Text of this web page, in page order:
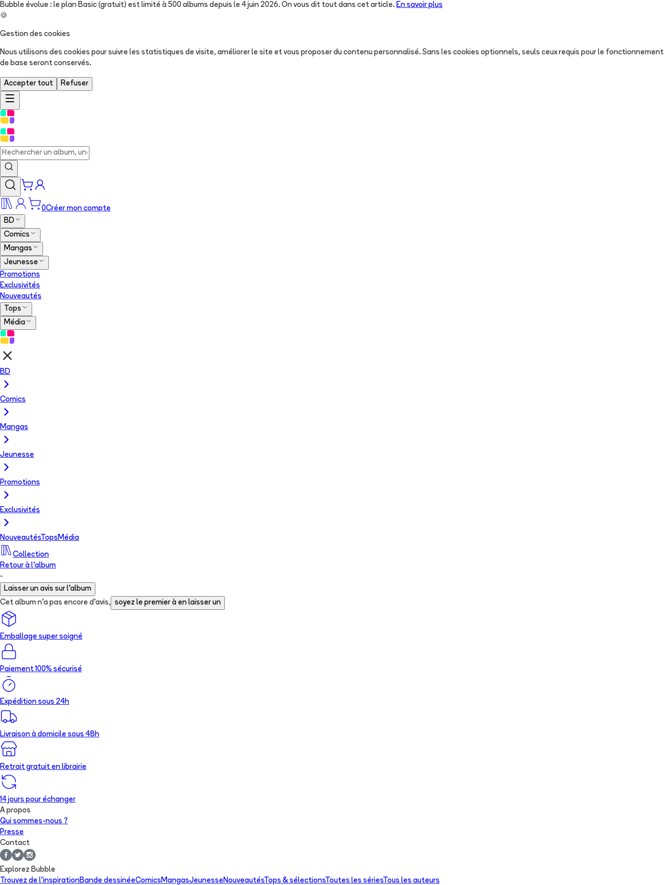
Bubble évolue : le plan Basic (gratuit) est limité à 500 albums depuis le 4 juin 2026. On vous dit tout dans cet article. En savoir plus
🍪
Gestion des cookies
Nous utilisons des cookies pour suivre les statistiques de visite, améliorer le site et vous proposer du contenu personnalisé. Sans les cookies optionnels, seuls ceux requis pour le fonctionnement
de base seront conservés.
Accepter tout Refuser
0Créer mon compte
BD
Comics
Mangas
Jeunesse
Promotions
Exclusivités
Nouveautés
Tops
Média
BD
Comics
Mangas
Jeunesse
Promotions
Exclusivités
NouveautésTops Média
Collection
Retour à l'album
-
Laisser un avis sur l'album
Cet album n'a pas encore d'avis, soyez le premier à en laisser un
Emballage super soigné
Paiement 100% sécurisé
Expédition sous 24h
Livraison à domicile sous 48h
Retrait gratuit en librairie
14 jours pour échanger
A propos
Qui sommes-nous ?
Presse
Contact
Explorez Bubble
Trouvez de l'inspirationBande dessinéeComics MangasJeunesse NouveautésTops & sélectionsToutes les sériesTous les auteurs